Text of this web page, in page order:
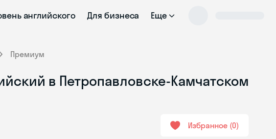
английского Для бизнеса Еще
Премиум
в Петропавловске-Камчатском
Избранное 0